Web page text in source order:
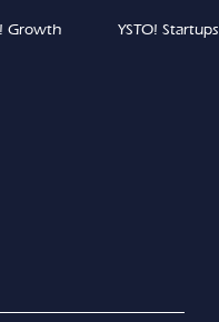
Growth YSTO! Startups